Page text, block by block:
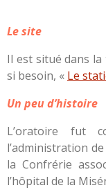
Le site
Il est situé dans la
si besoin, « Le
Un peu d’histoire
L’oratoire fut
l’administration
la Confrérie
l’hôpital de la